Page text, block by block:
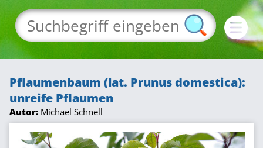
Pflaumenbaum (lat. Prunus domestica):
unreife Pflaumen
Autor: Michael Schnell